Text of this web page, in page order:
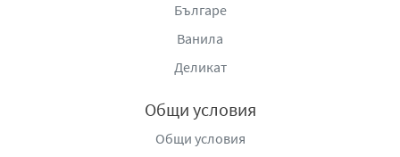
Българе
Ванила
Деликат
Общи условия
Общи условия